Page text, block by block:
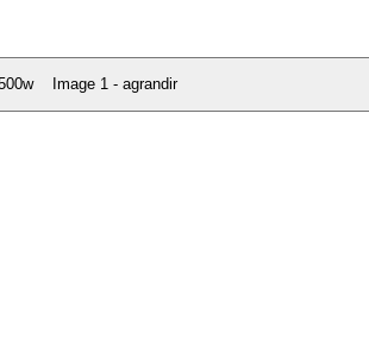
Image 1 - agrandir